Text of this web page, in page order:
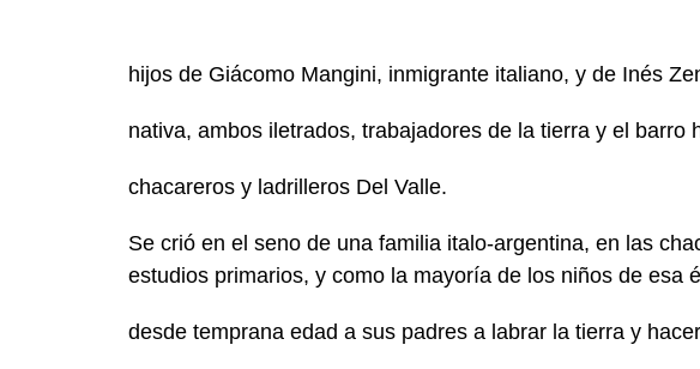
hijos de Giácomo Mangini, inmigrante italiano, y de Inés
nativa, ambos iletrados, trabajadores de la tierra y el barro
chacareros y ladrilleros Del Valle.
Se crió en el seno de una familia italo-argentina, en las
estudios primarios, y como la mayoría de los niños de esa
desde temprana edad a sus padres a labrar la tierra y